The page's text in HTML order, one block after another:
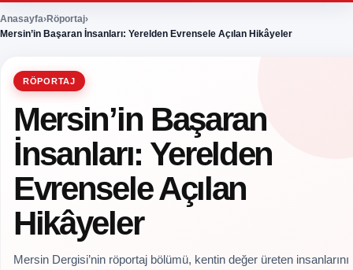
Anasayfa›Röportaj›
Mersin’in Başaran İnsanları: Yerelden Evrensele Açılan Hikâyeler
RÖPORTAJ
Mersin’in Başaran
İnsanları: Yerelden
Evrensele Açılan
Hikâyeler
Mersin Dergisi’nin röportaj bölümü, kentin değer üreten insanlarını